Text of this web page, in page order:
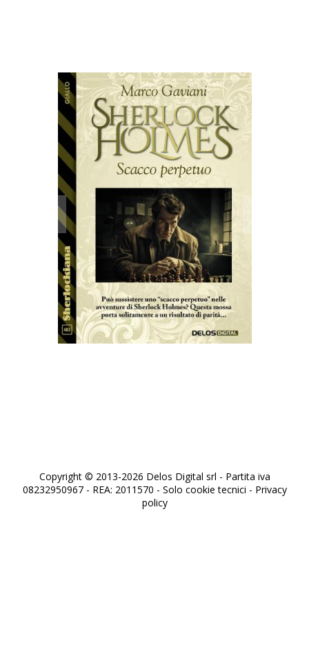
Copyright © 2013-2026 Delos Digital srl - Partita iva
08232950967 - REA: 2011570 - Solo cookie tecnici - Privacy
policy